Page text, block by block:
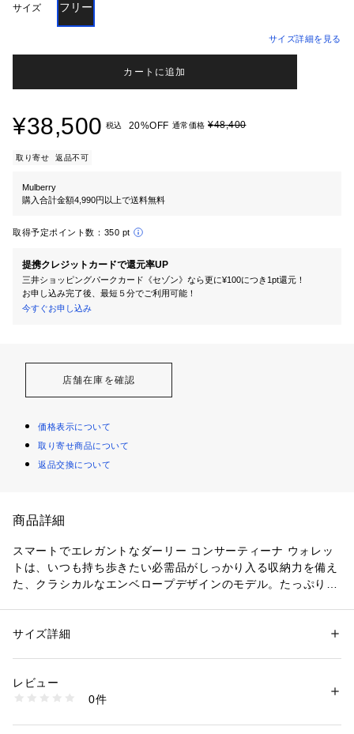
サイズ フリー
サイズ詳細を見る
カートに追加
¥38,500 税込 20%OFF 通常価格 ¥48,400
取り寄せ 返品不可
Mulberry
購入合計金額4,990円以上で送料無料
取得予定ポイント数： 350 pt
提携クレジットカードで還元率UP
三井ショッピングパークカード《セゾン》なら更に¥100につき1pt還元！
お申し込み完了後、最短５分でご利用可能！
今すぐお申し込み
店舗在庫を確認
価格表示について
取り寄せ商品について
返品交換について
商品詳細
スマートでエレガントなダーリー コンサーティーナ ウォレッ
トは、いつも持ち歩きたい必需品がしっかり入る収納力を備え
た、クラシカルなエンベロープデザインのモデル。たっぷりと
ンズロックで開閉します。
性別：レディース
素材：スモール クラシック グレインレザー
商品番号：
RL8064/205 （ショップ）
サイズ詳細
レビュー
0件